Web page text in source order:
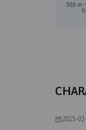
303 m
2015-